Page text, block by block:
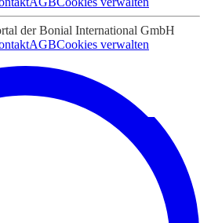
der Bonial International GmbH
AGBCookies verwalten